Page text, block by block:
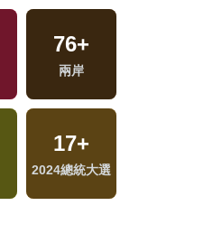
76+
兩岸
17+
2024總統大選